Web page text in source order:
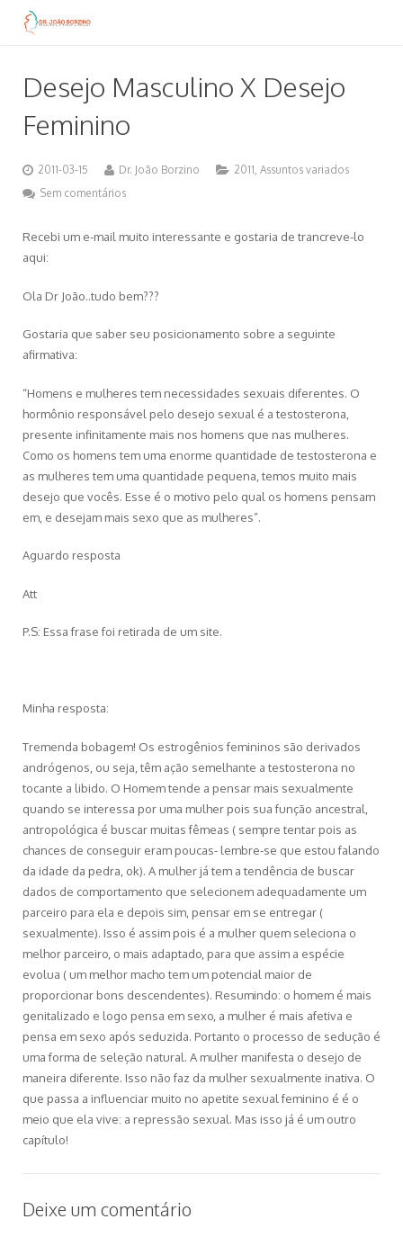
Desejo Masculino X Desejo
Feminino
2011-03-15 Dr. João Borzino 2011, Assuntos variados
Sem comentários
Recebi um e-mail muito interessante e gostaria de trancreve-lo
aqui:
Ola Dr João..tudo bem???
Gostaria que saber seu posicionamento sobre a seguinte
afirmativa:
“Homens e mulheres tem necessidades sexuais diferentes. O
hormônio responsável pelo desejo sexual é a testosterona,
presente infinitamente mais nos homens que nas mulheres.
Como os homens tem uma enorme quantidade de testosterona e
as mulheres tem uma quantidade pequena, temos muito mais
desejo que vocês. Esse é o motivo pelo qual os homens pensam
em, e desejam mais sexo que as mulheres”.
Aguardo resposta
Att
P.S: Essa frase foi retirada de um site.
Minha resposta:
Tremenda bobagem! Os estrogênios femininos são derivados
andrógenos, ou seja, têm ação semelhante a testosterona no
tocante a libido. O Homem tende a pensar mais sexualmente
quando se interessa por uma mulher pois sua função ancestral,
antropológica é buscar muitas fêmeas ( sempre tentar pois as
chances de conseguir eram poucas- lembre-se que estou falando
da idade da pedra, ok). A mulher já tem a tendência de buscar
dados de comportamento que selecionem adequadamente um
parceiro para ela e depois sim, pensar em se entregar (
sexualmente). Isso é assim pois é a mulher quem seleciona o
melhor parceiro, o mais adaptado, para que assim a espécie
evolua ( um melhor macho tem um potencial maior de
proporcionar bons descendentes). Resumindo: o homem é mais
genitalizado e logo pensa em sexo, a mulher é mais afetiva e
pensa em sexo após seduzida. Portanto o processo de sedução é
uma forma de seleção natural. A mulher manifesta o desejo de
maneira diferente. Isso não faz da mulher sexualmente inativa. O
que passa a influenciar muito no apetite sexual feminino é é o
meio que ela vive: a repressão sexual. Mas isso já é um outro
capítulo!
Deixe um comentário